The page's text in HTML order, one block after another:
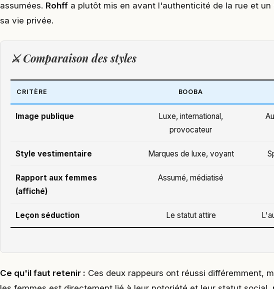
assumées. Rohff a plutôt mis en avant l'authenticité de la rue et
sa vie privée.
⚔️ Comparaison des styles
CRITÈRE BOOBA
Image publique
Luxe, international,
provocateur
Style vestimentaire Marques de luxe, voyant
Rapport aux femmes
(affiché)
Assumé, médiatisé
Leçon séduction Le statut attire
Ce qu'il faut retenir : Ces deux rappeurs ont réussi différemment,